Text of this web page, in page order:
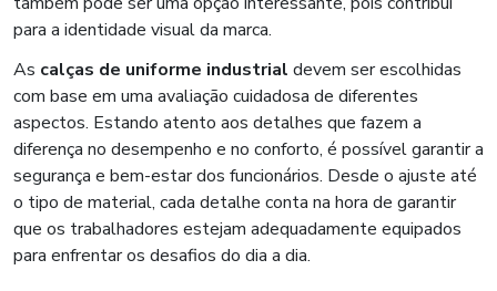
para a identidade visual da marca.
As calças de uniforme industrial devem ser escolhidas
com base em uma avaliação cuidadosa de diferentes
aspectos. Estando atento aos detalhes que fazem a
diferença no desempenho e no conforto, é possível garantir a
segurança e bem-estar dos funcionários. Desde o ajuste até
o tipo de material, cada detalhe conta na hora de garantir
que os trabalhadores estejam adequadamente equipados
para enfrentar os desafios do dia a dia.